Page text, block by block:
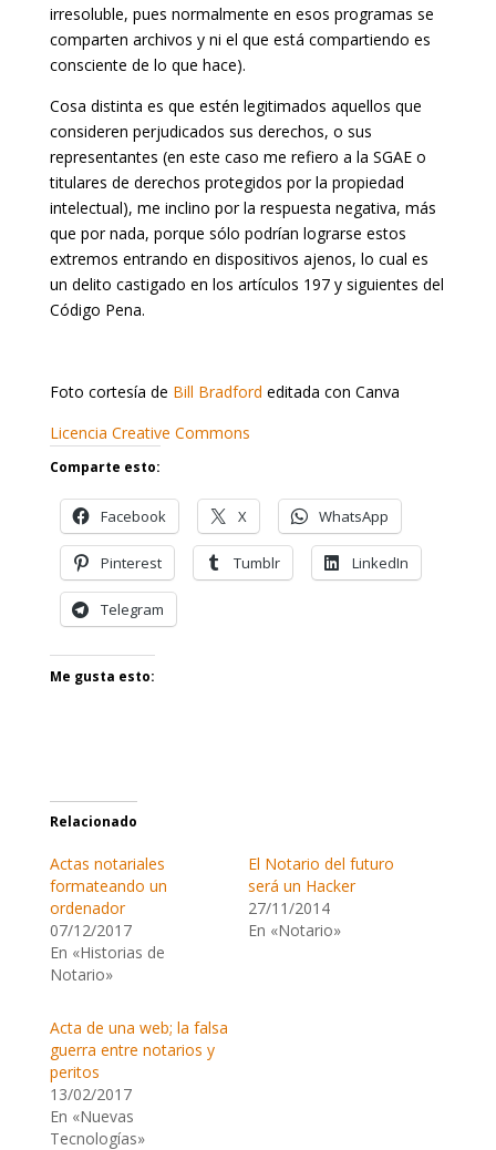
irresoluble, pues normalmente en esos programas se
comparten archivos y ni el que está compartiendo es
consciente de lo que hace).
Cosa distinta es que estén legitimados aquellos que
consideren perjudicados sus derechos, o sus
representantes (en este caso me refiero a la SGAE o
titulares de derechos protegidos por la propiedad
intelectual), me inclino por la respuesta negativa, más
que por nada, porque sólo podrían lograrse estos
extremos entrando en dispositivos ajenos, lo cual es
un delito castigado en los artículos 197 y siguientes del
Código Pena.
Foto cortesía de Bill Bradford editada con Canva
Licencia Creative Commons
Comparte esto:
Facebook X WhatsApp
Pinterest Tumblr LinkedIn
Telegram
Me gusta esto:
Relacionado
Actas notariales
formateando un
ordenador
07/12/2017
En «Historias de
Notario»
El Notario del futuro
será un Hacker
27/11/2014
En «Notario»
Acta de una web; la falsa
guerra entre notarios y
peritos
13/02/2017
En «Nuevas
Tecnologías»